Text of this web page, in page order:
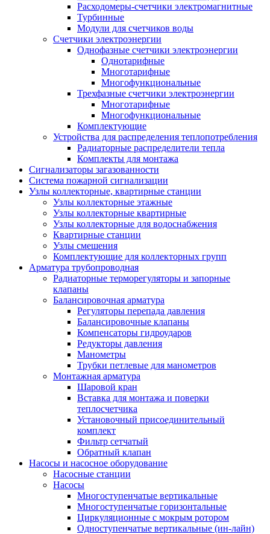
Расходомеры-счетчики электромагнитные
Турбинные
Модули для счетчиков воды
Счетчики электроэнергии
Однофазные счетчики электроэнергии
Однотарифные
Многотарифные
Многофункциональные
Трехфазные счетчики электроэнергии
Многотарифные
Многофункциональные
Комплектующие
Устройства для распределения теплопотребления
Радиаторные распределители тепла
Комплекты для монтажа
Сигнализаторы загазованности
Система пожарной сигнализации
Узлы коллекторные, квартирные станции
Узлы коллекторные этажные
Узлы коллекторные квартирные
Узлы коллекторные для водоснабжения
Квартирные станции
Узлы смешения
Комплектующие для коллекторных групп
Арматура трубопроводная
Радиаторные терморегуляторы и запорные
клапаны
Балансировочная арматура
Регуляторы перепада давления
Балансировочные клапаны
Компенсаторы гидроударов
Редукторы давления
Манометры
Трубки петлевые для манометров
Монтажная арматура
Шаровой кран
Вставка для монтажа и поверки
теплосчетчика
Установочный присоединительный
комплект
Фильтр сетчатый
Обратный клапан
Насосы и насосное оборудование
Насосные станции
Насосы
Многоступенчатые вертикальные
Многоступенчатые горизонтальные
Циркуляционные с мокрым ротором
Одноступенчатые вертикальные (ин-лайн)